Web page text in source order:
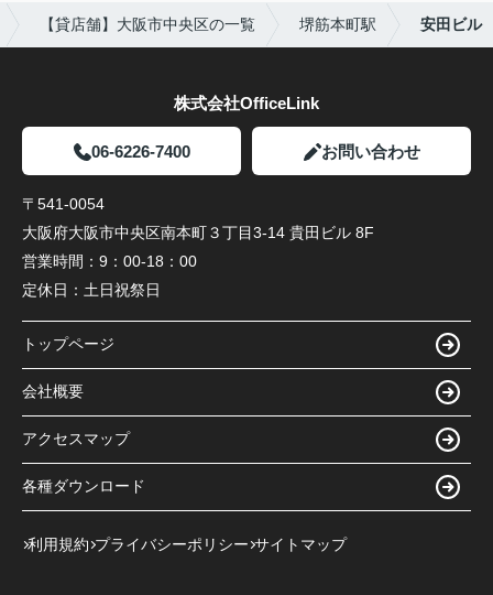
【貸店舗】大阪市中央区の一覧 堺筋本町駅 安田ビル
株式会社OfficeLink
06-6226-7400 お問い合わせ
〒541-0054
大阪府大阪市中央区南本町３丁目3-14 貴田ビル 8F
営業時間： 9：00-18：00
定休日： 土日祝祭日
トップページ
会社概要
アクセスマップ
各種ダウンロード
利用規約 プライバシーポリシー サイトマップ